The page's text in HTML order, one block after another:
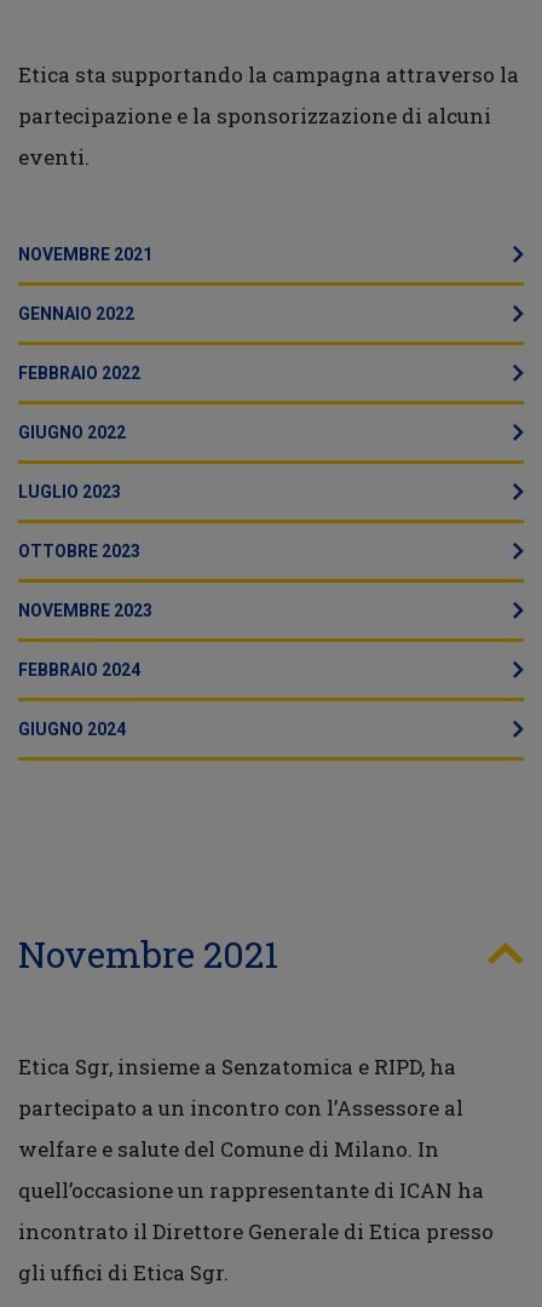
Etica sta supportando la campagna attraverso la
partecipazione e la sponsorizzazione di alcuni
eventi.
NOVEMBRE 2021
GENNAIO 2022
FEBBRAIO 2022
GIUGNO 2022
LUGLIO 2023
OTTOBRE 2023
NOVEMBRE 2023
FEBBRAIO 2024
GIUGNO 2024
Novembre 2021
Etica Sgr, insieme a Senzatomica e RIPD, ha
partecipato a un incontro con l’Assessore al
welfare e salute del Comune di Milano. In
quell’occasione un rappresentante di ICAN ha
incontrato il Direttore Generale di Etica presso
gli uffici di Etica Sgr.